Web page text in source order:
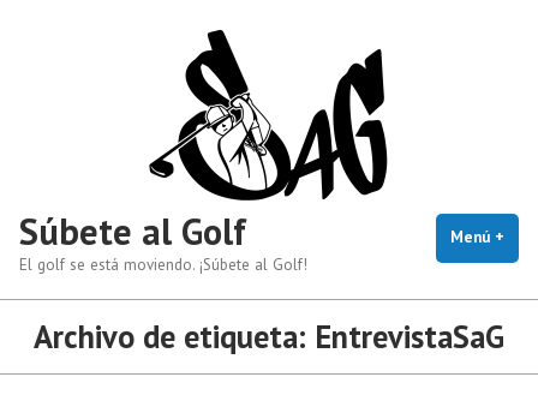
Súbete al Golf
El golf se está moviendo. ¡Súbete al Golf!
Menú +
Archivo de etiqueta: EntrevistaSaG